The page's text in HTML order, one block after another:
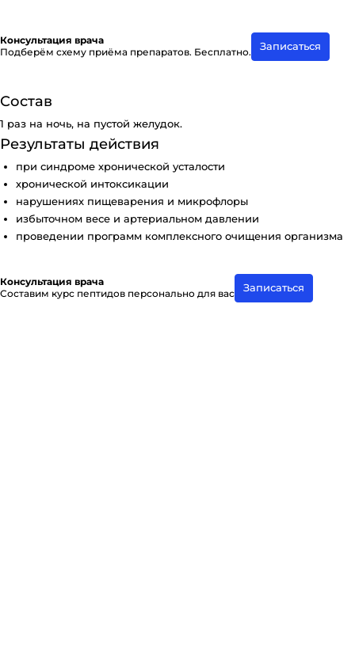
Консультация врача
Подберём схему приёма препаратов. Бесплатно.
Записаться
Состав
1 раз на ночь, на пустой желудок.
Результаты действия
при синдроме хронической усталости
хронической интоксикации
нарушениях пищеварения и микрофлоры
избыточном весе и артериальном давлении
проведении программ комплексного очищения организма
Консультация врача
Составим курс пептидов персонально для вас
Записаться